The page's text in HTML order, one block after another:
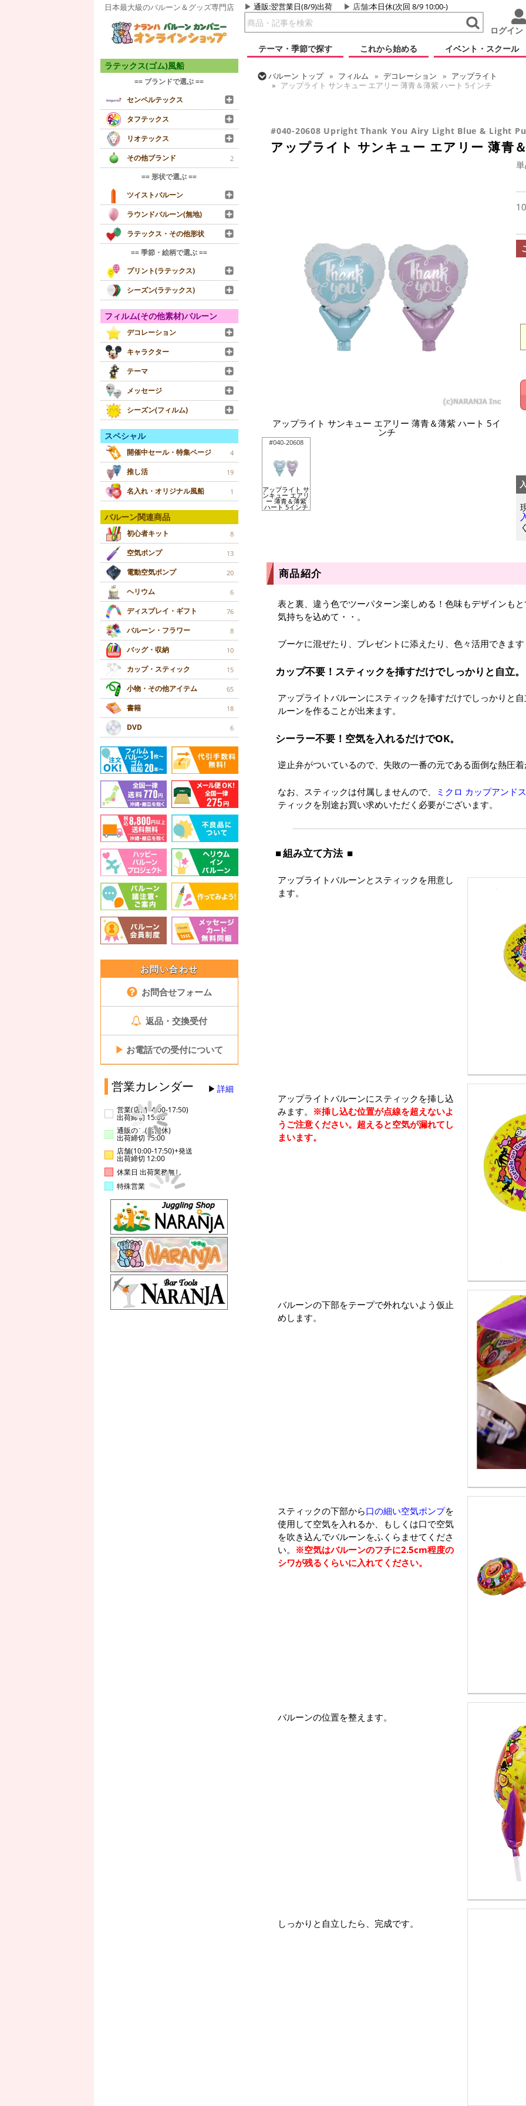
日本最大級のバルーン＆グッズ専門店 通販:翌営業日(8/9)出荷 店舗:本日休(次回 8/9 10:00-)
ログイン
テーマ・季節で探す
これから始める イベント・スクール
ラテックス(ゴム)風船
== ブランドで選ぶ ==
センペルテックス
タフテックス
リオテックス
その他ブランド
2
== 形状で選ぶ ==
ツイストバルーン
ラウンドバルーン(無地)
ラテックス・その他形状
== 季節・絵柄で選ぶ ==
プリント(ラテックス)
シーズン(ラテックス)
フィルム(その他素材)バルーン
デコレーション
キャラクター
テーマ
メッセージ
シーズン(フィルム)
スペシャル
開催中セール・特集ページ 4
推し活 19
名入れ・オリジナル風船 1
バルーン関連商品
初心者キット 8
空気ポンプ 13
電動空気ポンプ 20
ヘリウム 6
ディスプレイ・ギフト 76
バルーン・フラワー 8
バッグ・収納 10
カップ・スティック 15
小物・その他アイテム 65
書籍 18
DVD 6
お問い合わせ
お問合せフォーム
返品・交換受付
▶ お電話での受付について
営業カレンダー 詳細
営業(店舗14:00-17:50)
出荷締切 15:00
通販のみ(店舗休)
出荷締切 15:00
店舗(10:00-17:50)+発送
出荷締切 12:00
休業日 出荷業務無し
特殊営業
バルーン トップ フィルム デコレーション
アップライト
アップライト サンキュー エアリー 薄青＆薄紫 ハート 5インチ
#040-20608 Upright Thank You Airy Light Blue & Light
アップライト サンキュー エアリー 薄青
アップライト サンキュー エアリー 薄青＆薄紫 ハート 5イ
ンチ
#040-20608
アップライト サ
ンキュー エアリ
ー 薄青＆薄紫
ハート 5インチ
商品紹介
表と裏、違う色でツーパターン楽しめる！色味もデザインも
気持ちを込めて・・。
ブーケに混ぜたり、プレゼントに添えたり、色々活用できま
カップ不要！スティックを挿すだけでしっかりと自立。
アップライトバルーンにスティックを挿すだけでしっかりと
ルーンを作ることが出来ます。
シーラー不要！空気を入れるだけでOK。
逆止弁がついているので、失敗の一番の元である面倒な熱圧
なお、スティックは付属しませんので、
ミクロ カップアンド
ティックを別途お買い求めいただく必要がございます。
組み立て方法
アップライトバルーンとスティックを用意し
ます。
アップライトバルーンにスティックを挿し込
みます。 ※挿し込む位置が点線を超えないよ
うご注意ください。超えると空気が漏れてし
まいます。
バルーンの下部をテープで外れないよう仮止
めします。
スティックの下部から口の細い空気ポンプを
使用して空気を入れるか、もしくは口で空気
を吹き込んでバルーンをふくらませてくださ
い。 ※空気はバルーンのフチに2.5cm程度の
シワが残るくらいに入れてください。
バルーンの位置を整えます。
しっかりと自立したら、完成です。